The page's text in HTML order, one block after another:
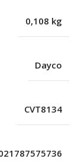
0,108 kg
Dayco
CVT8134